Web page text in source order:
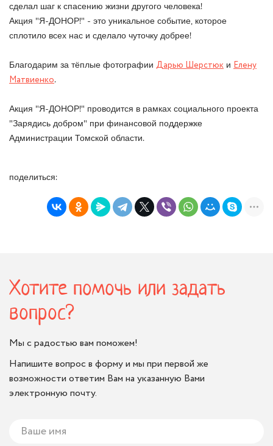
сделал шаг к спасению жизни другого человека!
Акция "Я-ДОНОР!" - это уникальное событие, которое
сплотило всех нас и сделало чуточку добрее!
Благодарим за тёплые фотографии Дарью Шерстюк и Елену
Матвиенко.
Акция "Я-ДОНОР!" проводится в рамках социального проекта
"Зарядись добром" при финансовой поддержке
Администрации Томской области.
поделиться:
Хотите помочь или задать
вопрос?
Мы с радостью вам поможем!
Напишите вопрос в форму и мы при первой же
возможности ответим Вам на указанную Вами
электронную почту.